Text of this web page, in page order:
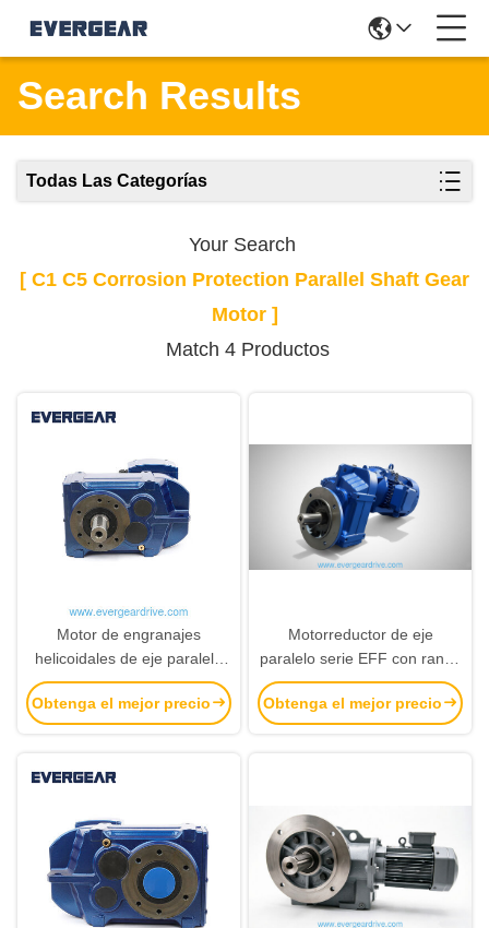
Search Results
Todas Las Categorías
Your Search
[ C1 C5 Corrosion Protection Parallel Shaft Gear
Motor ]
Match 4 Productos
Motor de engranajes
helicoidales de eje paralelo
de la serie EF
Obtenga el mejor precio
Motorreductor de eje
paralelo serie EFF con rango
de potencia de 0,18 KW-200
KW y par de salida de 200
Nm-18000 Nm con
Obtenga el mejor precio